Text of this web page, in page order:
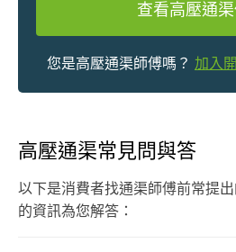
查看高壓通
您是高壓通渠師傅嗎？ 加入
高壓通渠常見問與答
以下是消費者找通渠師傅前常提
的資訊為您解答：